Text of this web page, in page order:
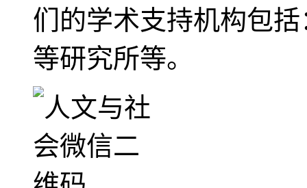
们的学术支持机构包
等研究所等。